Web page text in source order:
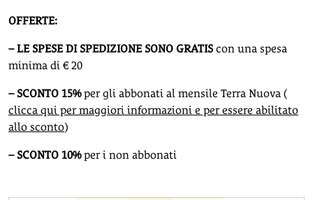
OFFERTE:
– LE SPESE DI SPEDIZIONE SONO GRATIScon una spesa
minima di € 20
– SCONTO 15%per gli abbonati al mensile Terra Nuova (
clicca qui per maggiori informazioni e per essere abilitato
allo sconto)
– SCONTO 10%per i non abbonati